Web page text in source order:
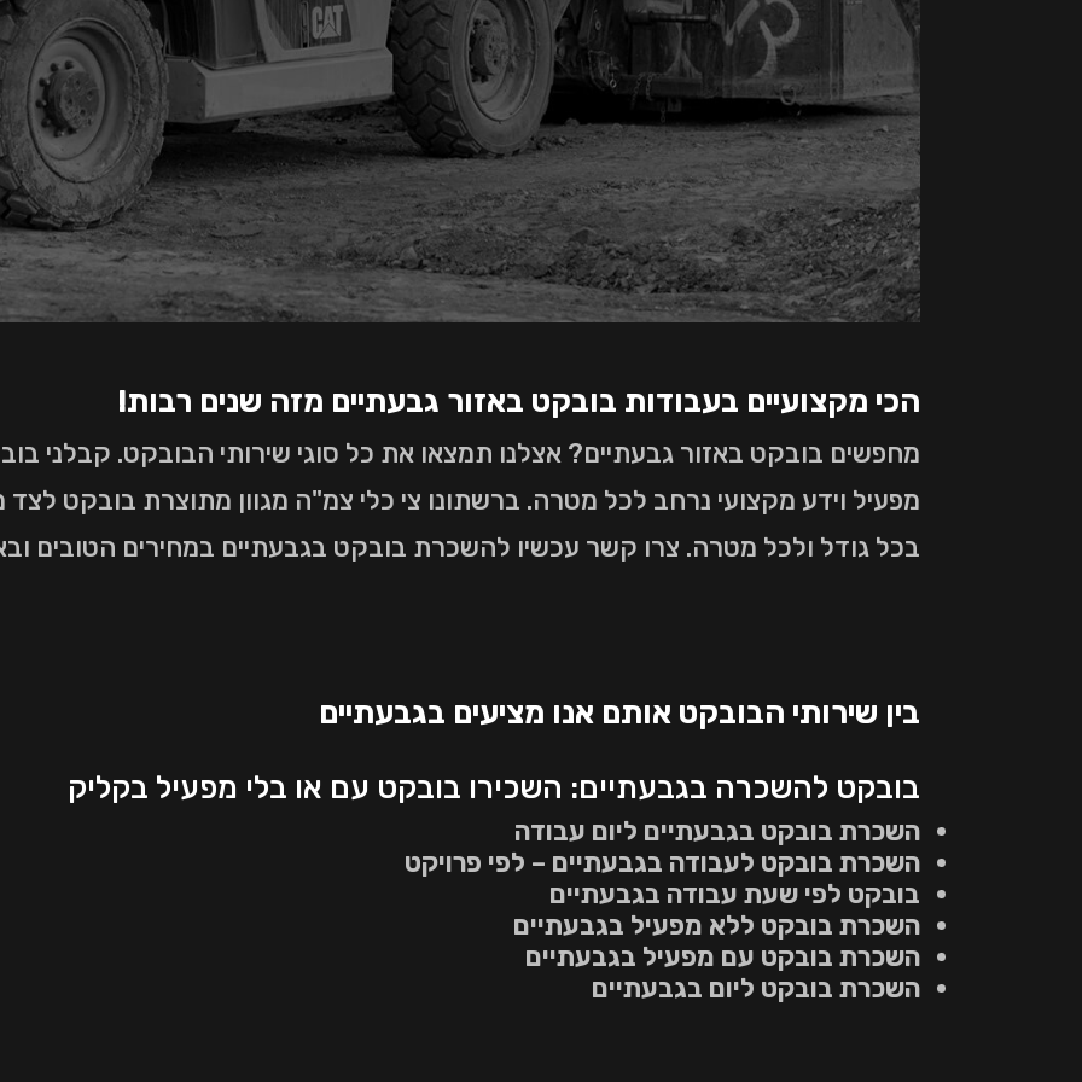
הכי מקצועיים בעבודות בובקט באזור גבעתיים מזה שנים רבות!
מחפשים בובקט באזור גבעתיים? אצלנו תמצאו את כל סוגי שירותי הבובקט. קבלני
מפעיל וידע מקצועי נרחב לכל מטרה. ברשתונו צי כלי צמ"ה מגוון מתוצרת בובקט לצד
בכל גודל ולכל מטרה. צרו קשר עכשיו להשכרת בובקט בגבעתיים במחירים הטובים
בין שירותי הבובקט אותם אנו מציעים בגבעתיים
בובקט להשכרה בגבעתיים: השכירו בובקט עם או בלי מפעיל בקליק
השכרת בובקט בגבעתיים ליום עבודה
השכרת בובקט לעבודה בגבעתיים – לפי פרויקט
בובקט לפי שעת עבודה בגבעתיים
השכרת בובקט ללא מפעיל בגבעתיים
השכרת בובקט עם מפעיל בגבעתיים
השכרת בובקט ליום בגבעתיים